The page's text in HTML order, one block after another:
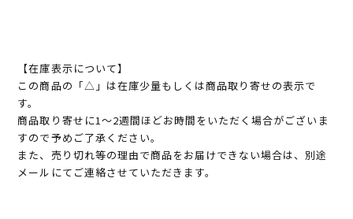
【在庫表示について】
この商品の「△」は在庫少量もしくは商品取り寄せの表示で
す。
商品取り寄せに1～2週間ほどお時間をいただく場合がございま
すので予めご了承ください。
また、売り切れ等の理由で商品をお届けできない場合は、別途
メールにてご連絡させていただきます。